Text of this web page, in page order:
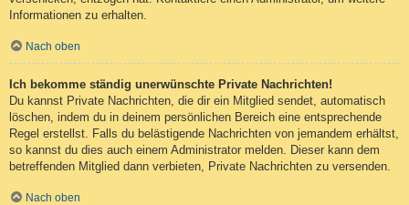
Informationen zu erhalten.
Nach oben
Ich bekomme ständig unerwünschte Private Nachrichten!
Du kannst Private Nachrichten, die dir ein Mitglied sendet, automatisch
löschen, indem du in deinem persönlichen Bereich eine entsprechende
Regel erstellst. Falls du belästigende Nachrichten von jemandem erhältst,
so kannst du dies auch einem Administrator melden. Dieser kann dem
betreffenden Mitglied dann verbieten, Private Nachrichten zu versenden.
Nach oben